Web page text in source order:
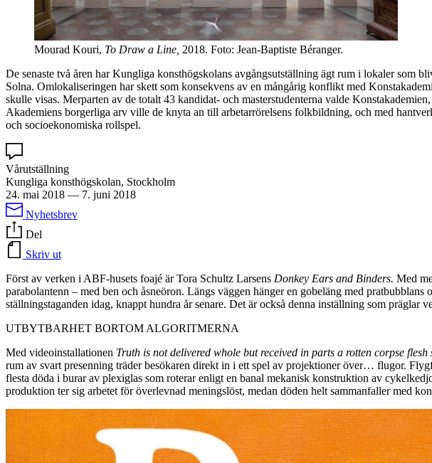
Mourad Kouri, To Draw a Line, 2018. Foto: Jean-Baptiste Béranger.
De senaste två åren har Kungliga konsthögskolans avgångsutställning ägt rum i lokaler som
Solna. Omlokaliseringen har skett som konsekvens av en mångårig konflikt med
skulle visas. Merparten av de totalt 43 kandidat- och masterstudenterna valde
Akademiens borgerliga arv ville de knyta an till arbetarrörelsens folkbildning, och med
och socioekonomiska rollspel.
Vårutställning
Kungliga konsthögskolan, Stockholm
24. mai 2018 — 7. juni 2018
Nyhetsbrev
Del
Skriv ut
Först av verken i ABF-husets foajé är Tora Schultz Larsens Donkey Ears and Binders. Med
parabolantenn – med ben och åsneöron. Längs väggen hänger en gobeläng med
ställningstaganden idag, knappt hundra år senare. Det är också denna inställning som
UTBYTBARHET BORTOM ALGORITMERNA
Med videoinstallationen Truth is not delivered whole but received in parts a rotten corpse
rum av svart presenning träder besökaren direkt in i ett spel av projektioner över… flugor.
flesta döda i burar av plexiglas som roterar enligt en banal mekanisk konstruktion av
produktion ter sig arbetet för överlevnad meningslöst, medan döden helt sammanfaller med